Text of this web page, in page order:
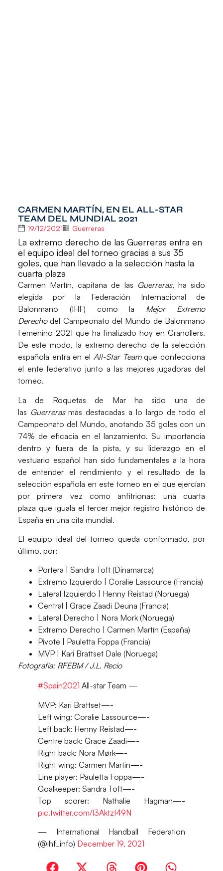
CARMEN MARTÍN, EN EL ALL-STAR
TEAM DEL MUNDIAL 2021
19/12/2021 Guerreras
La extremo derecho de las Guerreras entra en
el equipo ideal del torneo gracias a sus 35
goles, que han llevado a la selección hasta la
cuarta plaza
Carmen Martín, capitana de las Guerreras, ha sido
elegida por la Federación Internacional de
Balonmano (IHF) como la Mejor Extremo
Derechodel Campeonato del Mundo de Balonmano
Femenino 2021 que ha finalizado hoy en Granollers.
De este modo, la extremo derecho de la selección
española entra en el All-Star Teamque confecciona
el ente federativo junto a las mejores jugadoras del
torneo.
La de Roquetas de Mar ha sido una de
las Guerrerasmás destacadas a lo largo de todo el
Campeonato del Mundo, anotando 35 goles con un
74% de eficacia en el lanzamiento. Su importancia
dentro y fuera de la pista, y su liderazgo en el
vestuario español han sido fundamentales a la hora
de entender el rendimiento y el resultado de la
selección española en este torneo en el que ejercían
por primera vez como anfitrionas: unacuarta
plaza que iguala el tercer mejor registro histórico de
España en una cita mundial.
El equipo ideal del torneo queda conformado, por
último, por:
Portera | Sandra Toft (Dinamarca)
Extremo Izquierdo | Coralie Lassource (Francia)
Lateral Izquierdo | Henny Reistad (Noruega)
Central |
Grace Zaadi Deuna (Francia)
Lateral Derecho | Nora Mork (Noruega)
Extremo Derecho |
Carmen Martín (España)
Pivote | Pauletta Foppa (Francia)
MVP | Kari Brattset Dale (Noruega)
Fotografía: RFEBM / J.L. Recio
#Spain2021 All-star Team —
MVP: Kari Brattset—-
Left wing: Coralie Lassource—-
Left back: Henny Reistad—-
Centre back: Grace Zaadi—-
Right back: Nora Mørk—-
Right wing: Carmen Martin—-
Line player: Pauletta Foppa—-
Goalkeeper: Sandra Toft—-
Top scorer: Nathalie Hagman—-
pic.twitter.com/l3AktzI49N
— International Handball Federation
(@ihf_info) December 19, 2021